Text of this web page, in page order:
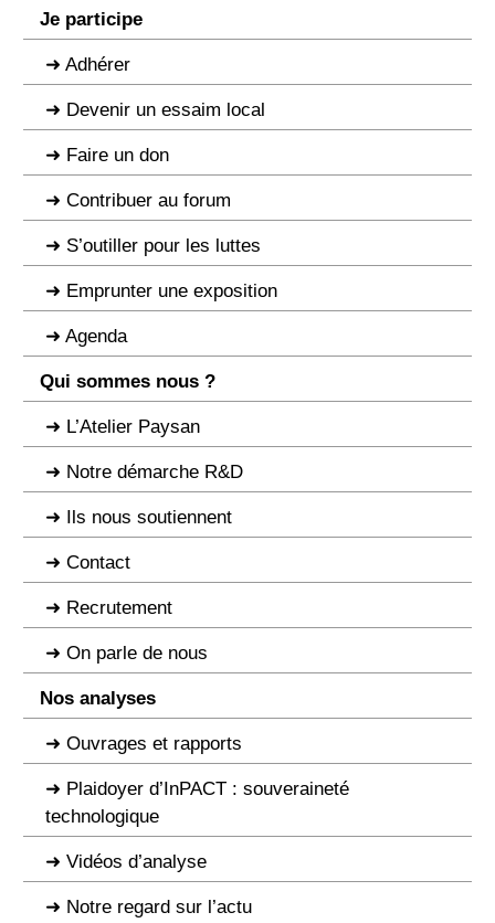
Je participe
Adhérer
Devenir un essaim local
Faire un don
Contribuer au forum
S’outiller pour les luttes
Emprunter une exposition
Agenda
Qui sommes nous ?
L’Atelier Paysan
Notre démarche R&D
Ils nous soutiennent
Contact
Recrutement
On parle de nous
Nos analyses
Ouvrages et rapports
Plaidoyer d’InPACT : souveraineté
technologique
Vidéos d’analyse
Notre regard sur l’actu